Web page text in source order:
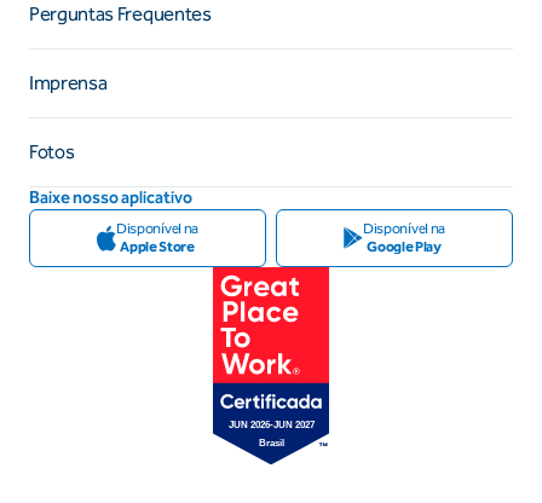
Perguntas Frequentes
Imprensa
Fotos
Baixe nosso aplicativo
Disponível na
Apple Store
Disponível na
Google Play